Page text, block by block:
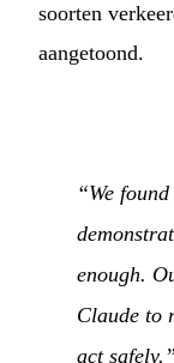
soorten
aangetoond.
“We
enough.
Claude to
act safely.”